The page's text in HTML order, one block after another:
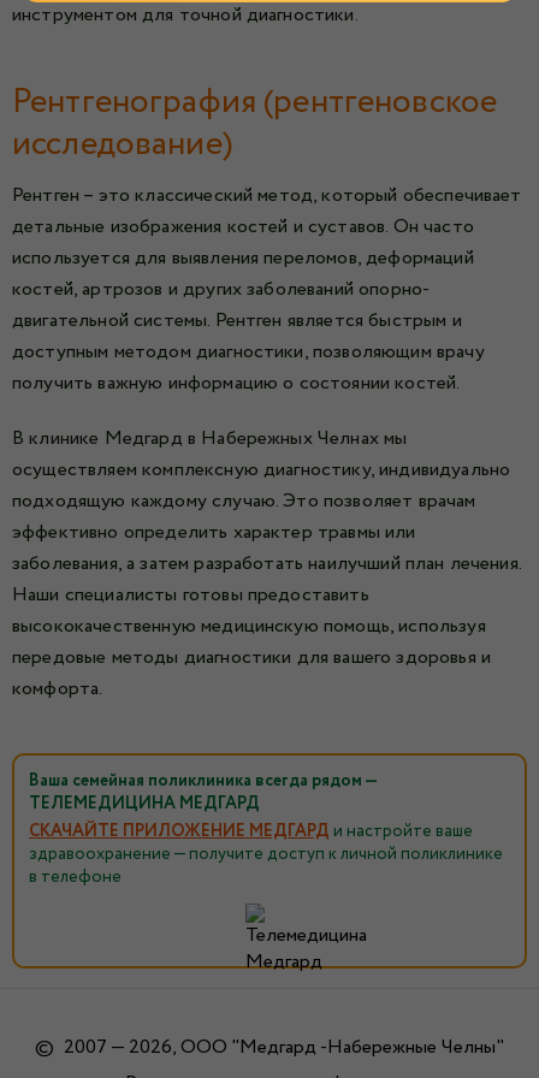
инструментом для точной диагностики.
Рентгенография (рентгеновское
исследование)
Рентген – это классический метод, который обеспечивает
детальные изображения костей и суставов. Он часто
используется для выявления переломов, деформаций
костей, артрозов и других заболеваний опорно-
двигательной системы. Рентген является быстрым и
доступным методом диагностики, позволяющим врачу
получить важную информацию о состоянии костей.
В клинике Медгард в Набережных Челнах мы
осуществляем комплексную диагностику, индивидуально
подходящую каждому случаю. Это позволяет врачам
эффективно определить характер травмы или
заболевания, а затем разработать наилучший план лечения.
Наши специалисты готовы предоставить
высококачественную медицинскую помощь, используя
передовые методы диагностики для вашего здоровья и
комфорта.
Ваша семейная поликлиника всегда рядом —
ТЕЛЕМЕДИЦИНА МЕДГАРД
СКАЧАЙТЕ ПРИЛОЖЕНИЕ МЕДГАРД и настройте ваше
здравоохранение — получите доступ к личной поликлинике
в телефоне
© 2007 — 2026, ООО "Медгард -Набережные Челны"